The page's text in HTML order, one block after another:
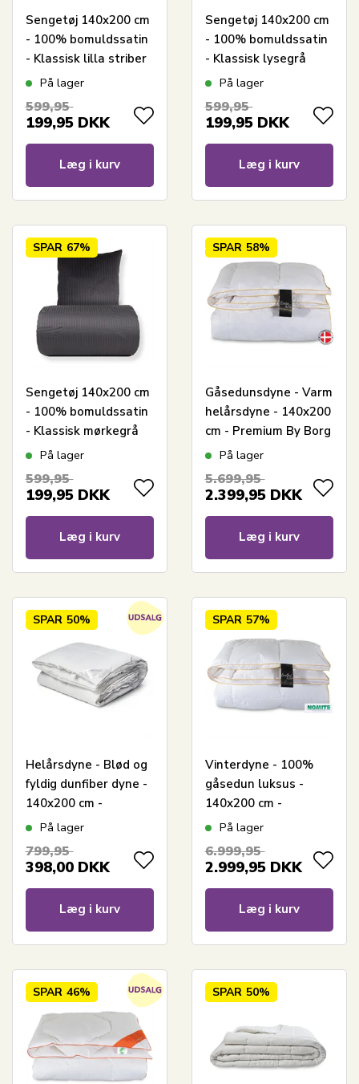
Sengetøj 140x200 cm
- 100% bomuldssatin
- Klassisk lilla striber
På lager
599,95
199,95 DKK
Læg i kurv
Sengetøj 140x200 cm
- 100% bomuldssatin
- Klassisk lysegrå
striber
På lager
599,95
199,95 DKK
Læg i kurv
SPAR 67%
Sengetøj 140x200 cm
- 100% bomuldssatin
- Klassisk mørkegrå
striber
På lager
599,95
199,95 DKK
Læg i kurv
SPAR 58%
Gåsedunsdyne - Varm
helårsdyne - 140x200
cm - Premium By Borg
- Gulddynen varm
På lager
5.699,95
2.399,95 DKK
Læg i kurv
SPAR 50%
Helårsdyne - Blød og
fyldig dunfiber dyne -
140x200 cm -
Nordstrand Home
fiberdyne
På lager
799,95
398,00 DKK
Læg i kurv
SPAR 57%
Vinterdyne - 100%
gåsedun luksus -
140x200 cm -
Excellent By Borg
Diamanten
På lager
6.999,95
2.999,95 DKK
Læg i kurv
SPAR 46% SPAR 50%